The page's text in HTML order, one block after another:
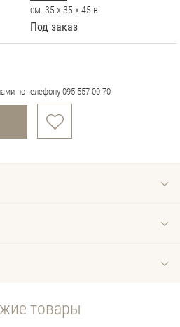
см. 35 х 35 х 45 в.
Под заказ
по телефону 095 557-00-70
товары